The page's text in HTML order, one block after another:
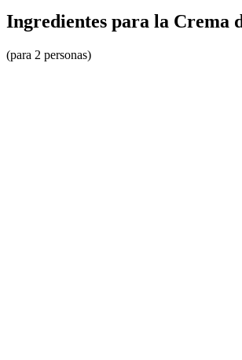
Ingredientes para la Crema
(para 2 personas)